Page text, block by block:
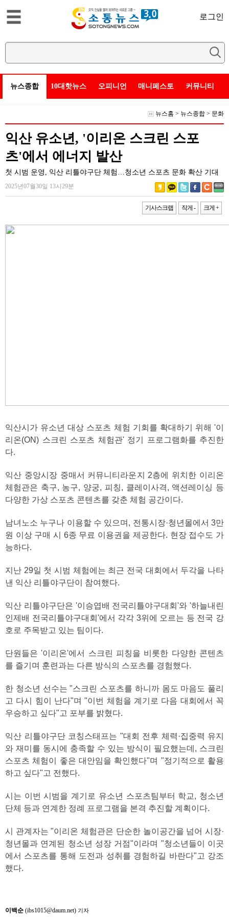
로그인
뉴스종합 10대핫뉴스 오피니언 매니페스토 커뮤니티
뉴스홈 > 뉴스종합 > 문화
익산 유소년, '이리온 스크린 스포
츠'에서 에너지 발산
첫 시범 운영, 익산 리틀야구단 체험…청소년 스포츠 문화 확산 기대
2025년07월30일 13시29분
기사스크랩 작게 - 크게 +
익산시가 유소년 대상 스포츠 체험 기회를 확대하기 위해 '이
리온(ON) 스크린 스포츠 체험관' 정기 프로그램화를 추진한
다.
익산 중앙시장 중매서 커뮤니티라운지 2층에 위치한 이리온
체험관은 축구, 농구, 양궁, 피칭, 클레이사격, 액션레이싱 등
다양한 가상 스포츠 콘텐츠를 갖춘 체험 공간이다.
남녀노소 누구나 이용할 수 있으며, 전통시장·청년몰에서 3만
원 이상 구매 시 6종 무료 이용권을 제공한다. 현장 접수도 가
능하다.
지난 29일 첫 시범 체험에는 최근 전국 대회에서 두각을 나타
낸 익산 리틀야구단이 참여했다.
익산 리틀야구단은 '이승엽배 전국리틀야구대회'와 '하늘내린
인제배 전국리틀야구대회'에서 각각 3위에 오르는 등 전국 강
호로 주목받고 있는 팀이다.
단원들은 '이리온'에서 스크린 피칭을 비롯한 다양한 콘텐츠
를 즐기며 훈련과는 다른 방식의 스포츠를 경험했다.
한 청소년 선수는 "스크린 스포츠를 하니까 몸도 마음도 풀리
고 다시 힘이 난다"며 "이번 체험을 계기로 다음 대회에서 꼭
우승하고 싶다"고 포부를 밝혔다.
익산 리틀야구단 코칭스태프는 "대회 전후 체력·집중력 유지
와 재미를 동시에 충족할 수 있는 방식이 필요했는데, 스크린
스포츠 체험이 좋은 대안임을 확인했다"며 "정기적으로 활용
하고 싶다"고 전했다.
시는 이번 시범을 계기로 유소년 스포츠팀부터 학교, 청소년
단체 등과 연계한 정례 프로그램을 본격 추진할 계획이다.
시 관계자는 "이리온 체험관은 단순한 놀이공간을 넘어 시장·
청년몰과 연계된 청소년 성장 거점"이라며 "청소년들이 이곳
에서 스포츠를 통해 도전과 성취를 경험하길 바란다"고 강조
했다.
이백순 (ibs1015@daum.net) 기자